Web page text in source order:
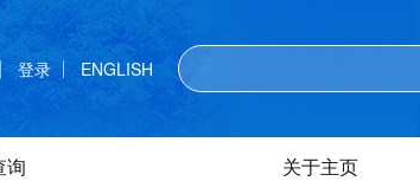
登录 ENGLISH
询 关于主页